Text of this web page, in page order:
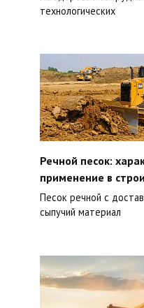
технологических
Речной песок:
применение в
Песок речной с
сыпучий материал